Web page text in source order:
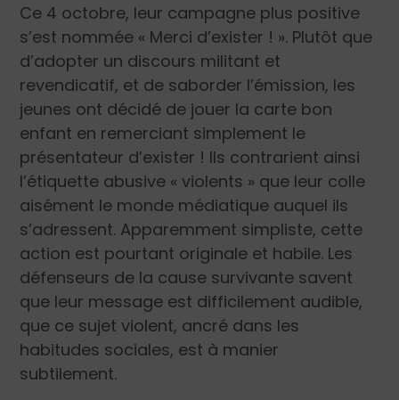
Ce 4 octobre, leur campagne plus positive
s’est nommée « Merci d’exister ! ». Plutôt que
d’adopter un discours militant et
revendicatif, et de saborder l’émission, les
jeunes ont décidé de jouer la carte bon
enfant en remerciant simplement le
présentateur d’exister ! Ils contrarient ainsi
l’étiquette abusive « violents » que leur colle
aisément le monde médiatique auquel ils
s’adressent. Apparemment simpliste, cette
action est pourtant originale et habile. Les
défenseurs de la cause survivante savent
que leur message est difficilement audible,
que ce sujet violent, ancré dans les
habitudes sociales, est à manier
subtilement.